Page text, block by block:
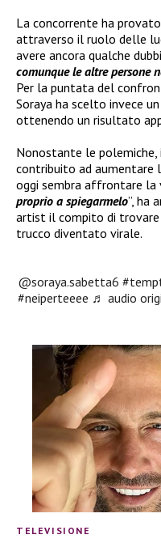
La concorrente ha
attraverso il ruolo delle
avere ancora qualche
comunque le altre persone
Per la puntata del
Soraya ha scelto invece
ottenendo un risultato
Nonostante le
contribuito ad aumentare
oggi sembra affrontare la
proprio a spiegarmelo”, ha
artist il compito di
trucco diventato virale.
@soraya.sabetta6
#neiperteeee ♬ audio
TELEVISIONE